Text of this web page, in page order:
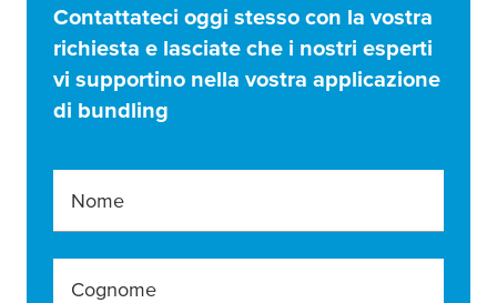
Contattateci oggi stesso con la vostra
richiesta e lasciate che i nostri esperti
vi supportino nella vostra applicazione
di bundling
Nome
Cognome